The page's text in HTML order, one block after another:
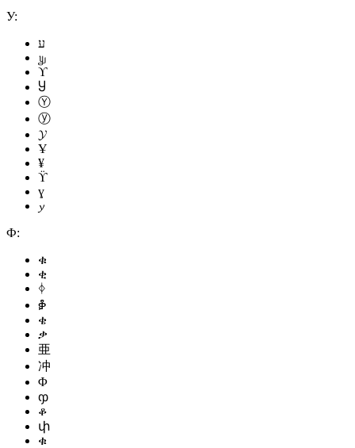
У:
ע
௶
ϒ
Ⴘ
Ⓨ
ⓨ
𝓨
Ұ
¥
ϔ
ɣ
𝔂
Ф:
ቁ
ቂ
ᛄ
ቇ
ቄ
ቃ
亜
冲
Φ
ჶ
ቆ
փ
ቁ